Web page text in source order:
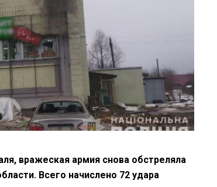
вражеская армия снова обстреляла
Всего начислено 72 удара